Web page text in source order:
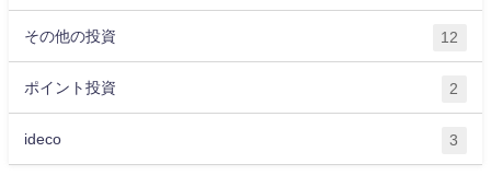
その他の投資 12
ポイント投資 2
ideco 3